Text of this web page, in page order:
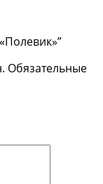
Обязательные